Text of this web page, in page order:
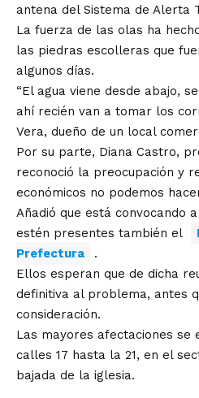
antena del Sistema de Alerta
La fuerza de las olas ha
las piedras escolleras que
algunos días.
“El agua viene desde abajo,
ahí recién van a tomar los
Vera, dueño de un local
Por su parte, Diana Castro,
reconoció la preocupación y
económicos no podemos
Añadió que está convocando
estén presentes también el
Prefectura
.
Ellos esperan que de dicha
definitiva al problema, antes
consideración.
Las mayores afectaciones se
calles 17 hasta la 21, en el
bajada de la iglesia.